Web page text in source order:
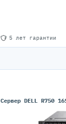
5 лет гарантии
Сервер DELL R750